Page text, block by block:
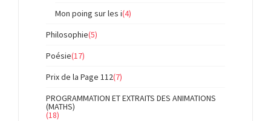
Mon poing sur les i(4)
Philosophie(5)
Poésie(17)
Prix de la Page 112(7)
PROGRAMMATION ET EXTRAITS DES ANIMATIONS
(MATHS)
(18)